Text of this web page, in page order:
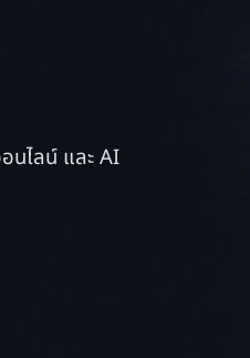
นไลน์ และ AI